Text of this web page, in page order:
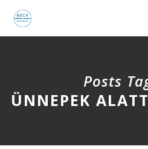
Posts
ÜNNEPEK